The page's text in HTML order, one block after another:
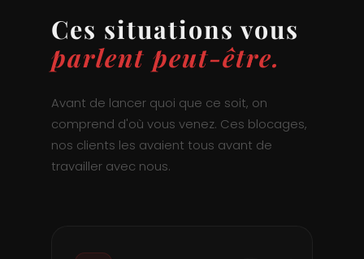
Ces situations vous
parlent peut-être.
Avant de lancer quoi que ce soit, on
comprend d'où vous venez. Ces blocages,
nos clients les avaient tous avant de
travailler avec nous.